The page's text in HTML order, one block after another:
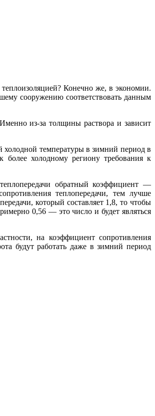
Конечно же, в экономии.
сооружению соответствовать данным
из-за толщины раствора и зависит
холодной температуры в зимний период в
более холодному региону требования к
обратный коэффициент —
теплопередачи, тем лучше
который составляет 1,8, то чтобы
0,56 — это число и будет являться
на коэффициент сопротивления
будут работать даже в зимний период